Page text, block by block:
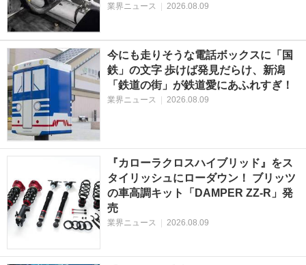
業界ニュース | 2026.08.09
今にも走りそうな電話ボックスに「国
鉄」の文字 歩けば発見だらけ、新潟
「鉄道の街」が鉄道愛にあふれすぎ！
業界ニュース | 2026.08.09
『カローラクロスハイブリッド』をス
タイリッシュにローダウン！ ブリッツ
の車高調キット「DAMPER ZZ-R」発
売
業界ニュース | 2026.08.09